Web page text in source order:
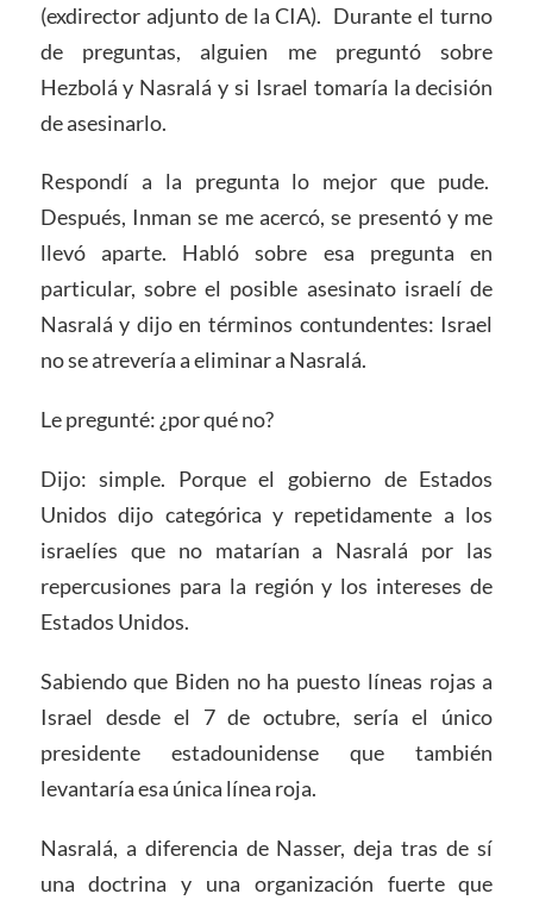
(exdirector adjunto de la CIA). Durante el turno
de preguntas, alguien me preguntó sobre
Hezbolá y Nasralá y si Israel tomaría la decisión
de asesinarlo.
Respondí a la pregunta lo mejor que pude.
Después, Inman se me acercó, se presentó y me
llevó aparte. Habló sobre esa pregunta en
particular, sobre el posible asesinato israelí de
Nasralá y dijo en términos contundentes: Israel
no se atrevería a eliminar a Nasralá.
Le pregunté: ¿por qué no?
Dijo: simple. Porque el gobierno de Estados
Unidos dijo categórica y repetidamente a los
israelíes que no matarían a Nasralá por las
repercusiones para la región y los intereses de
Estados Unidos.
Sabiendo que Biden no ha puesto líneas rojas a
Israel desde el 7 de octubre, sería el único
presidente estadounidense que también
levantaría esa única línea roja.
Nasralá, a diferencia de Nasser, deja tras de sí
una doctrina y una organización fuerte que